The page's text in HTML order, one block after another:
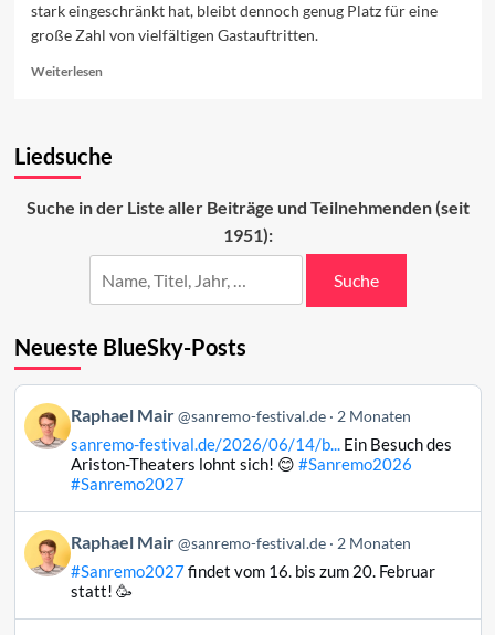
stark eingeschränkt hat, bleibt dennoch genug Platz für eine
große Zahl von vielfältigen Gastauftritten.
WeiterlesenRead
Gast
Liedsuche
Suche in der Liste aller Beiträge und Teilnehmenden (seit
1951):
Suche
Neueste BlueSky-Posts
Beitrag
von
Raphael
ansehen
Raphael Mair @sanremo-festival.de 2 Monaten
sanremo-festival.de/2026/06/14/b...Ein Besuch des
Ariston-Theaters lohnt sich! 😊 #Sanremo2026
#Sanremo2027
Beitrag
von
Raphael
Raphael Mair @sanremo-festival.de 2 Monaten
#Sanremo2027findet vom 16. bis zum 20. Februar
statt! 🥳